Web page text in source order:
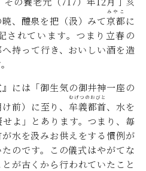
、醴泉を把（汲）みて京都
みやこ
に
されています。つまり立春の
持って行き、おいしい酒を造
には「御生気の御井神一座の
前）に至り、牟義都首
むげつのおびと
、水を
よ」とあります。つまり、毎
水を汲みお供えをする慣例が
のです。この儀式はやがてな
が古くから行われていたこと